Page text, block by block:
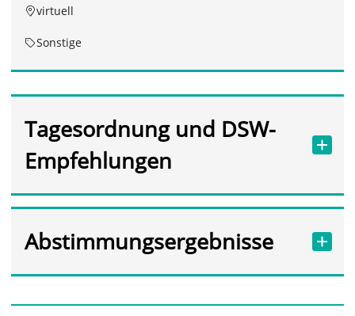
virtuell
Sonstige
Tagesordnung und DSW-
Empfehlungen
Abstimmungsergebnisse